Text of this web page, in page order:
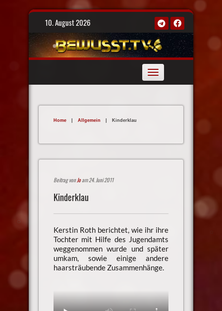
Skip
10. August 2026
Toggle
navigation
Home | Allgemein | Kinderklau
Beitrag vonJoam 24. Juni 2011
Kinderklau
Kerstin Roth berichtet, wie ihr ihre
Tochter mit Hilfe des Jugendamts
weggenommen wurde und später
umkam, sowie einige andere
haarsträubende Zusammenhänge.